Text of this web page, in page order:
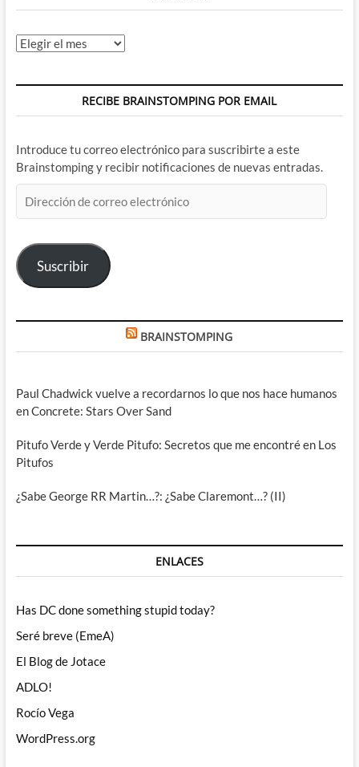
Archivos
RECIBE BRAINSTOMPING POR EMAIL
Introduce tu correo electrónico para suscribirte a este
Brainstomping y recibir notificaciones de nuevas entradas.
de
electrónico
Suscribir
BRAINSTOMPING
Paul Chadwick vuelve a recordarnos lo que nos hace humanos
en Concrete: Stars Over Sand
Pitufo Verde y Verde Pitufo: Secretos que me encontré en Los
Pitufos
¿Sabe George RR Martin…?: ¿Sabe Claremont…? (II)
ENLACES
Has DC done something stupid today?
Seré breve (EmeA)
El Blog de Jotace
ADLO!
Rocío Vega
WordPress.org